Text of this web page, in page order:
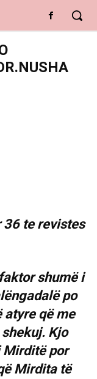
te revistes
shumë i
po
atyre që me
Kjo
Mirditë por
Mirdita të